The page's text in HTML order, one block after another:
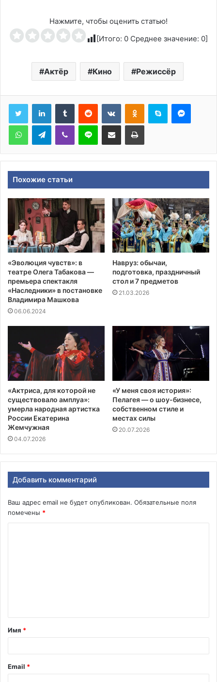
Нажмите, чтобы оценить статью!
[Итого: 0 Среднее значение: 0]
Актёр Кино Режиссёр
Tumblr Reddit ВконтактеОдноклассники
Skype
WhatsAppTelegramViber Line Поделиться через электронную почту Печатать
Похожие статьи
«Эволюция чувств»: в
театре Олега Табакова —
премьера спектакля
«Наследники» в постановке
Владимира Машкова
06.06.2024
Навруз: обычаи,
подготовка, праздничный
стол и 7 предметов
21.03.2026
«Актриса, для которой не
существовало амплуа»:
умерла народная артистка
России Екатерина
Жемчужная
04.07.2026
«У меня своя история»:
Пелагея — о шоу-бизнесе,
собственном стиле и
местах силы
20.07.2026
Добавить комментарий
Ваш адрес email не будет опубликован. Обязательные поля
помечены *
т
а
й
Имя *
Email *